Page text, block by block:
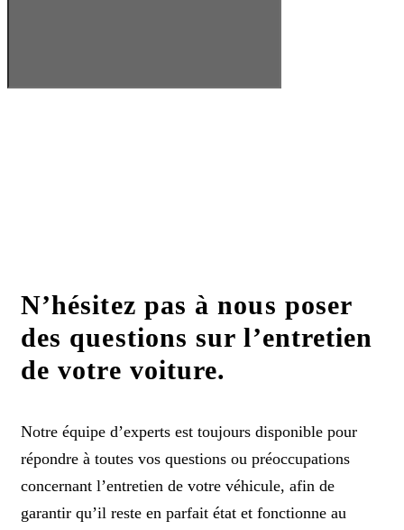
N’hésitez pas à nous poser
des questions sur l’entretien
de votre voiture.
Notre équipe d’experts est toujours disponible pour
répondre à toutes vos questions ou préoccupations
concernant l’entretien de votre véhicule, afin de
garantir qu’il reste en parfait état et fonctionne au